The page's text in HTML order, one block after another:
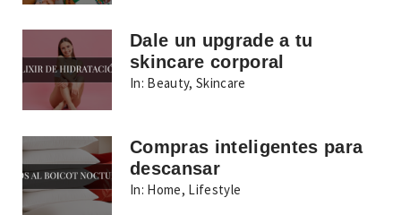
Dale un upgrade a tu
skincare corporal
In: Beauty,Skincare
Compras inteligentes para
descansar
In: Home, Lifestyle